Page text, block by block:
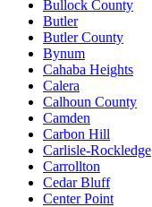
Bullock County
Butler
Butler County
Bynum
Cahaba Heights
Calera
Calhoun County
Camden
Carbon Hill
Carlisle-Rockledge
Carrollton
Cedar Bluff
Center Point